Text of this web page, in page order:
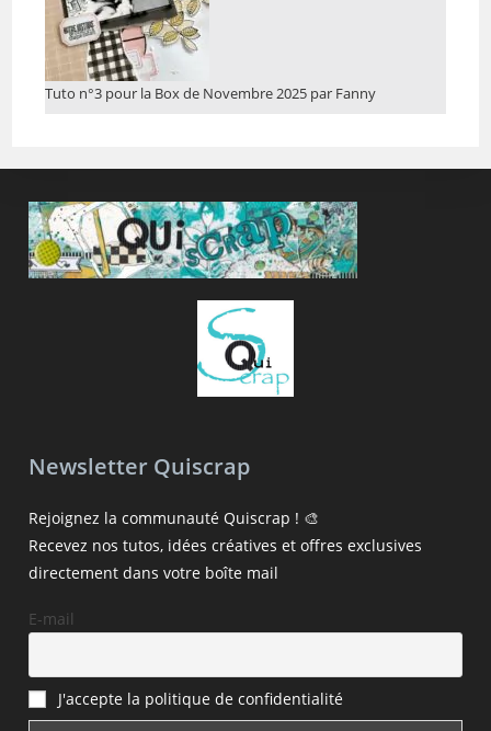
Tuto n°3 pour la Box de Novembre 2025 par Fanny
Newsletter Quiscrap
Rejoignez la communauté Quiscrap ! 🎨
Recevez nos tutos, idées créatives et offres exclusives
directement dans votre boîte mail
E-mail
J'accepte la politique de confidentialité